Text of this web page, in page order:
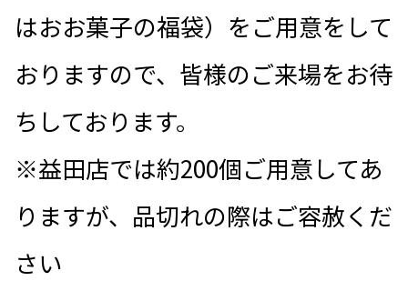
はおお菓子の福袋）をご用意をして
おりますので、皆様のご来場をお待
ちしております。
※益田店では約200個ご用意してあ
りますが、品切れの際はご容赦くだ
さい